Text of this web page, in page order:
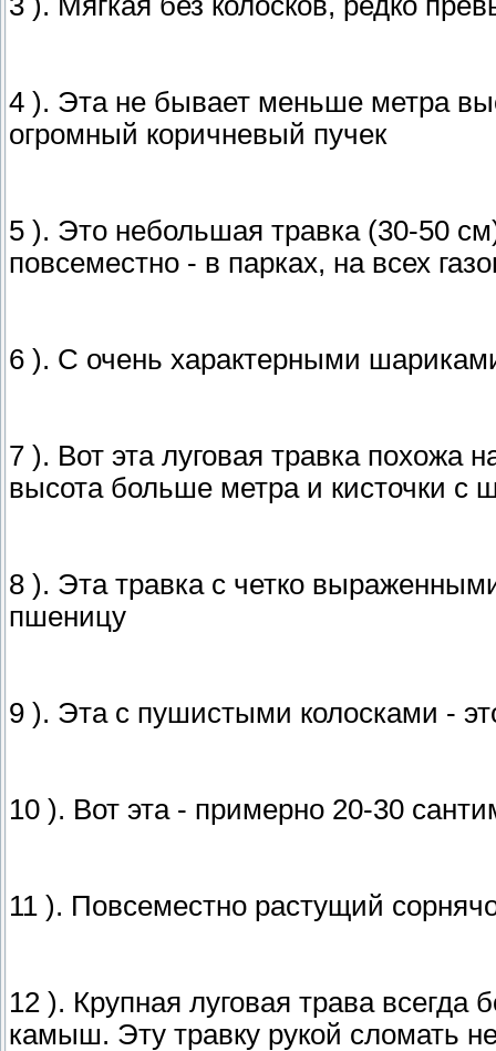
4 ). Эта не бывает меньше метра
огромный коричневый пучек
5 ). Это небольшая травка (30-50
повсеместно - в парках, на всех
6 ). С очень характерными
7 ). Вот эта луговая травка похожа
высота больше метра и кисточки с
8 ). Эта травка с четко
пшеницу
9 ). Эта с пушистыми колосками -
10 ). Вот эта - примерно 20-30
11 ). Повсеместно растущий
12 ). Крупная луговая трава
камыш. Эту травку рукой сломать не